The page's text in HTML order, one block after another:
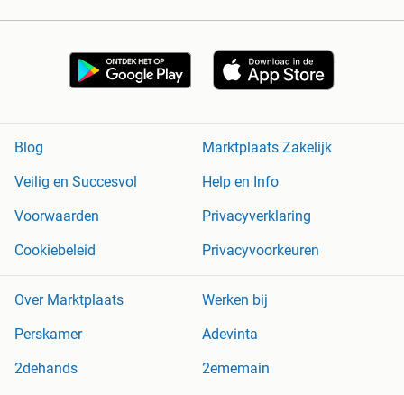
Blog
Marktplaats Zakelijk
Veilig en Succesvol
Help en Info
Voorwaarden
Privacyverklaring
Cookiebeleid
Privacyvoorkeuren
Over Marktplaats
Werken bij
Perskamer
Adevinta
2dehands
2ememain